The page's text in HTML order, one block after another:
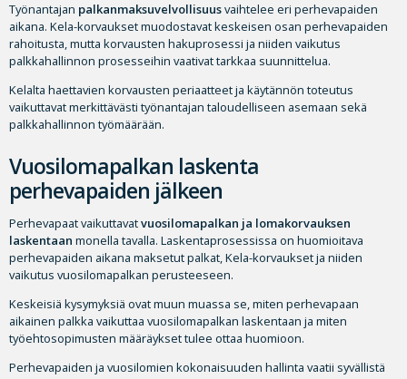
Työnantajan palkanmaksuvelvollisuusvaihtelee eri perhevapaiden
aikana. Kela-korvaukset muodostavat keskeisen osan perhevapaiden
rahoitusta, mutta korvausten hakuprosessi ja niiden vaikutus
palkkahallinnon prosesseihin vaativat tarkkaa suunnittelua.
Kelalta haettavien korvausten periaatteet ja käytännön toteutus
vaikuttavat merkittävästi työnantajan taloudelliseen asemaan sekä
palkkahallinnon työmäärään.
Vuosilomapalkan laskenta
perhevapaiden jälkeen
Perhevapaat vaikuttavatvuosilomapalkan ja lomakorvauksen
laskentaan monella tavalla. Laskentaprosessissa on huomioitava
perhevapaiden aikana maksetut palkat, Kela-korvaukset ja niiden
vaikutus vuosilomapalkan perusteeseen.
Keskeisiä kysymyksiä ovat muun muassa se, miten perhevapaan
aikainen palkka vaikuttaa vuosilomapalkan laskentaan ja miten
työehtosopimusten määräykset tulee ottaa huomioon.
Perhevapaiden ja vuosilomien kokonaisuuden hallinta vaatii syvällistä